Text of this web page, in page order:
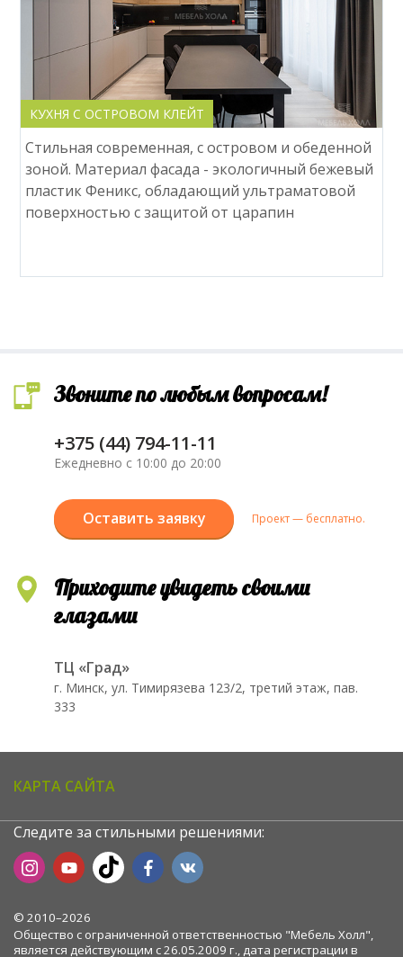
КУХНЯ С ОСТРОВОМ КЛЕЙТ
Стильная современная, с островом и обеденной
зоной. Материал фасада - экологичный бежевый
пластик Феникс, обладающий ультраматовой
поверхностью с защитой от царапин
Звоните по любым вопросам!
+375 (44) 794-11-11
Ежедневно с 10:00 до 20:00
Оставить заявку Проект — бесплатно.
Приходите увидеть своими
глазами
ТЦ «Град»
г. Минск, ул. Тимирязева 123/2, третий этаж, пав.
333
КАРТА САЙТА
Следите за стильными решениями:
© 2010–2026
Общество с ограниченной ответственностью "Мебель Холл",
является действующим с 26.05.2009 г., дата регистрации в